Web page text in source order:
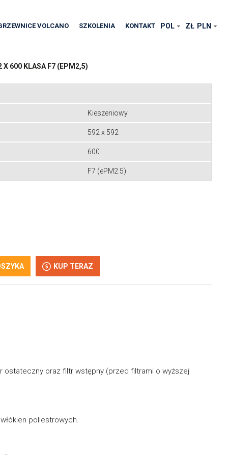
VOLCANO SZKOLENIA KONTAKT POL ZŁ PLN
X 600 KLASA F7 (EPM2,5)
Kieszeniowy
592 x 592
600
F7 (ePM2.5)
KUP TERAZ
oraz filtr wstępny (przed filtrami o wyższej
poliestrowych.